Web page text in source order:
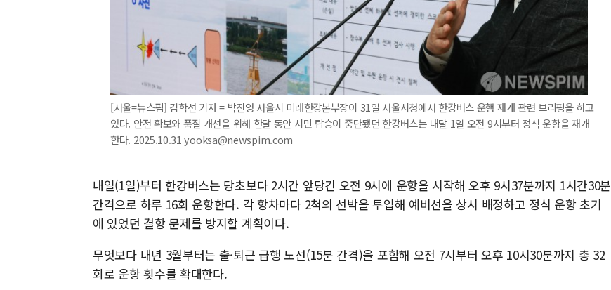
[서울=뉴스핌] 김학선 기자 = 박진영 서울시 미래한강본부장이 31일 서울시청에서 한강버스 운행 재개 관련 브리핑을 하고
있다. 안전 확보와 품질 개선을 위해 한달 동안 시민 탑승이 중단됐던 한강버스는 내달 1일 오전 9시부터 정식 운항을 재개
한다. 2025.10.31 yooksa@newspim.com
내일(1일)부터 한강버스는 당초보다 2시간 앞당긴 오전 9시에 운항을 시작해 오후 9시37분까지 1시간30분
간격으로 하루 16회 운항한다. 각 항차마다 2척의 선박을 투입해 예비선을 상시 배정하고 정식 운항 초기
에 있었던 결항 문제를 방지할 계획이다.
무엇보다 내년 3월부터는 출·퇴근 급행 노선(15분 간격)을 포함해 오전 7시부터 오후 10시30분까지 총 32
회로 운항 횟수를 확대한다.